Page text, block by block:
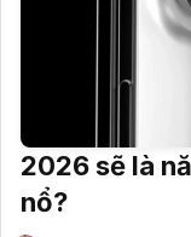
2026 sẽ là
nổ?